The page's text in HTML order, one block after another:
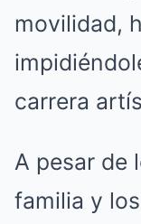
movilidad,
carrera
A pesar de
familia y